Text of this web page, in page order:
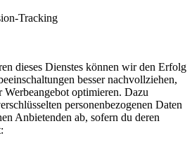
Tracking
dieses Dienstes können wir den Erfolg
besser nachvollziehen,
Werbeangebot optimieren. Dazu
personenbezogenen Daten
Anbietenden ab, sofern du deren